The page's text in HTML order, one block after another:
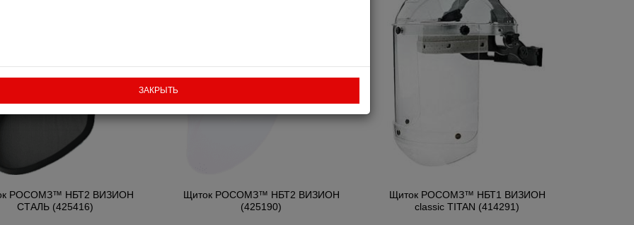
ЗАКРЫТЬ
РОСОМЗ™ НБТ2 ВИЗИОН
СТАЛЬ (425416)
Щиток РОСОМЗ™ НБТ2 ВИЗИОН
(425190)
Щиток РОСОМЗ™ НБТ1 ВИЗИОН
classic TITAN (414291)